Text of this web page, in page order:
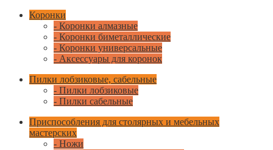
Коронки
- Коронки алмазные
- Коронки биметаллические
- Коронки универсальные
- Аксессуары для коронок
Пилки лобзиковые, сабельные
- Пилки лобзиковые
- Пилки сабельные
Приспособления для столярных и мебельных
мастерских
- Ножи